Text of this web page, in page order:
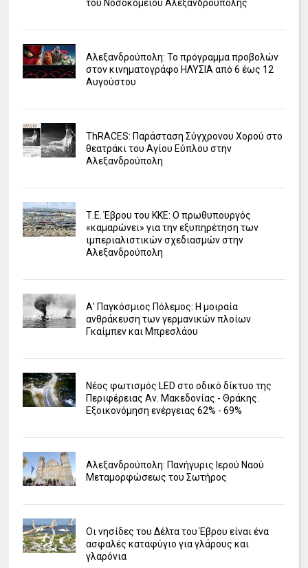
του Νοσοκομείου Αλεξανδρούπολης
Αλεξανδρούπολη: Το πρόγραμμα προβολών
στον κινηματογράφο ΗΛΥΣΙΑ από 6 έως 12
Αυγούστου
ΤhRACES: Παράσταση Σύγχρονου Χορού στο
θεατράκι του Αγίου Εύπλου στην
Αλεξανδρούπολη
Τ.Ε. Έβρου του ΚΚΕ: Ο πρωθυπουργός
«καμαρώνει» για την εξυπηρέτηση των
ιμπεριαλιστικών σχεδιασμών στην
Αλεξανδρούπολη
Α' Παγκόσμιος Πόλεμος: Η μοιραία
ανθράκευση των γερμανικών πλοίων
Γκαίμπεν και Μπρεσλάου
Νέος φωτισμός LED στο οδικό δίκτυο της
Περιφέρειας Αν. Μακεδονίας - Θράκης.
Εξοικονόμηση ενέργειας 62% - 69%
Αλεξανδρούπολη: Πανήγυρις Ιερού Ναού
Μεταμορφώσεως του Σωτήρος
Οι νησίδες του Δέλτα του Έβρου είναι ένα
ασφαλές καταφύγιο για γλάρους και
γλαρόνια